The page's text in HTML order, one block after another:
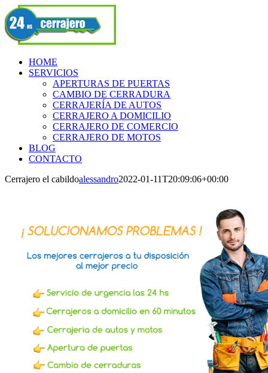
Skip
to
content
Facebook
HOME
SERVICIOS
APERTURAS DE PUERTAS
CAMBIO DE CERRADURA
CERRAJERÍA DE AUTOS
CERRAJERO A DOMICILIO
CERRAJERO DE COMERCIO
CERRAJERO DE MOTOS
BLOG
CONTACTO
Cerrajero el cabildoalessandro2022-01-11T20:09:06+00:00